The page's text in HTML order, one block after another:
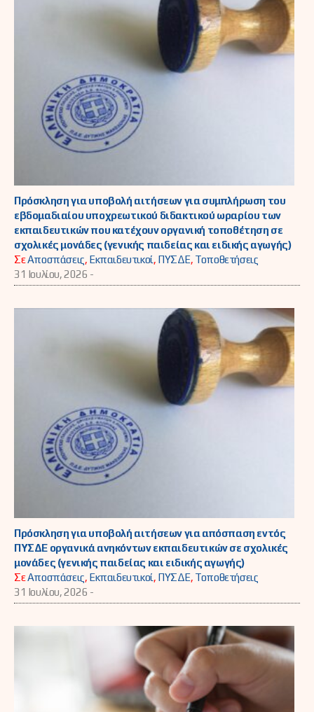
Πρόσκληση για υποβολή αιτήσεων για συμπλήρωση του
εβδομαδιαίου υποχρεωτικού διδακτικού ωραρίου των
εκπαιδευτικών που κατέχουν οργανική τοποθέτηση σε
σχολικές μονάδες (γενικής παιδείας και ειδικής αγωγής)
ΣεΑποσπάσεις, Εκπαιδευτικοί, ΠΥΣΔΕ, Τοποθετήσεις
31 Ιουλίου, 2026 -
Πρόσκληση για υποβολή αιτήσεων για απόσπαση εντός
ΠΥΣΔΕ οργανικά ανηκόντων εκπαιδευτικών σε σχολικές
μονάδες (γενικής παιδείας και ειδικής αγωγής)
ΣεΑποσπάσεις, Εκπαιδευτικοί, ΠΥΣΔΕ, Τοποθετήσεις
31 Ιουλίου, 2026 -